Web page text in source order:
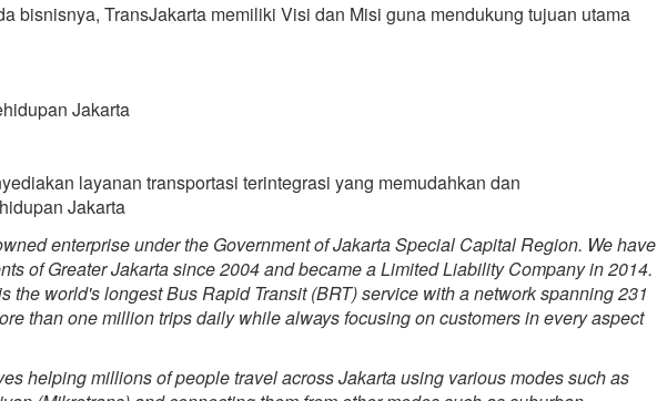
bisnisnya, TransJakarta memiliki Visi dan Misi guna mendukung tujuan utama
Jakarta
layanan transportasi terintegrasi yang memudahkan dan
Jakarta
enterprise under the Government of Jakarta Special Capital Region. We have
of Greater Jakarta since 2004 and became a Limited Liability Company in 2014.
the world's longest Bus Rapid Transit (BRT) service with a network spanning 231
than one million trips daily while always focusing on customers in every aspect
helping millions of people travel across Jakarta using various modes such as